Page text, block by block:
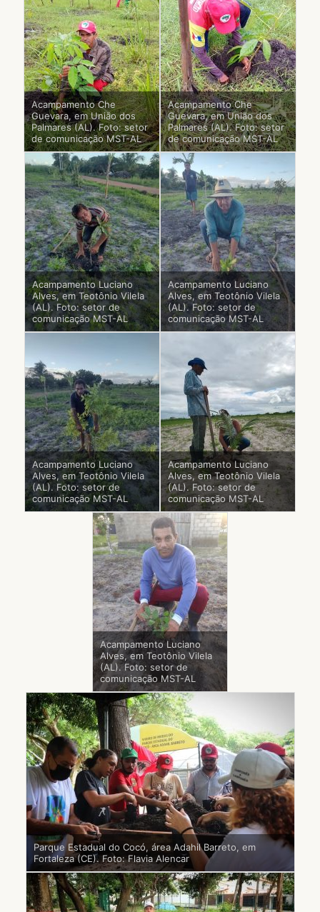
Acampamento Che
Guevara, em União dos
Palmares (AL). Foto: setor
de comunicação MST-AL
Acampamento Che
Guevara, em União dos
Palmares (AL). Foto: setor
de comunicação MST-AL
Acampamento Luciano
Alves, em Teotônio Vilela
(AL). Foto: setor de
comunicação MST-AL
Acampamento Luciano
Alves, em Teotônio Vilela
(AL). Foto: setor de
comunicação MST-AL
Acampamento Luciano
Alves, em Teotônio Vilela
(AL). Foto: setor de
comunicação MST-AL
Acampamento Luciano
Alves, em Teotônio Vilela
(AL). Foto: setor de
comunicação MST-AL
Acampamento Luciano
Alves, em Teotônio Vilela
(AL). Foto: setor de
comunicação MST-AL
Parque Estadual do Cocó, área Adahil Barreto, em
Fortaleza (CE). Foto: Flavia Alencar